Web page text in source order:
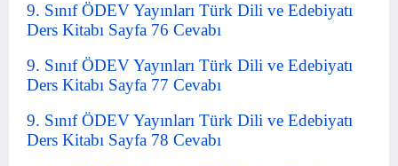
9. Sınıf ÖDEV Yayınları Türk Dili ve Edebiyatı
Ders Kitabı Sayfa 76 Cevabı
9. Sınıf ÖDEV Yayınları Türk Dili ve Edebiyatı
Ders Kitabı Sayfa 77 Cevabı
9. Sınıf ÖDEV Yayınları Türk Dili ve Edebiyatı
Ders Kitabı Sayfa 78 Cevabı